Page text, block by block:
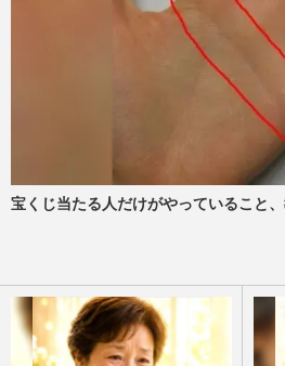
宝くじ当たる人だけがやっていること